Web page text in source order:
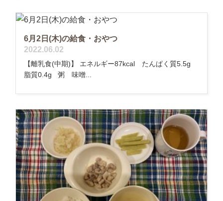
6月2日(木)の給食・おやつ
2022.06.02
【離乳食(中期)】 エネルギー87kcal たんぱく質5.5g
脂質0.4g 粥 味噌...